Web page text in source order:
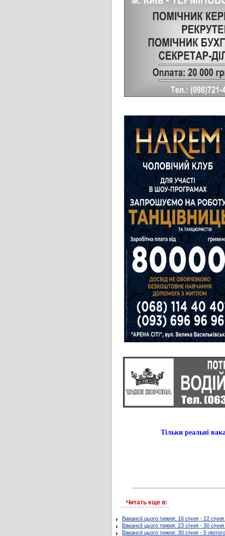
Тільки реальні
Читать еще в:
Вакансії цього тижня: 16 січня - 22
Вакансії цього тижня: 23 січня - 30
Вакансії цього тижня: 30 січня - 5